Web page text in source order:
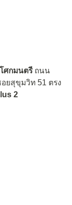
ศกมนตรี ถนน
ยสุขุมวิท 51 ตรง
2